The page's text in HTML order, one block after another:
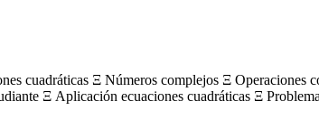
cuadráticas Ξ Números complejos Ξ Operaciones
Ξ Aplicación ecuaciones cuadráticas Ξ